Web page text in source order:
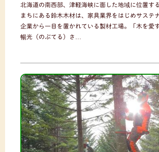
北海道の南西部、津軽海峡に面した地域に位置す
まちにある鈴木木材は、家具業界をはじめサステ
企業から一目を置かれている製材工場。「木を愛
暢光（のぶてる）さ…